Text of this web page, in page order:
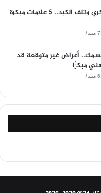
العلاقة بين السكري وتلف الكبد.. 5 علامات مبكرة
أعراض غير متوقعة قد
مبكرًا